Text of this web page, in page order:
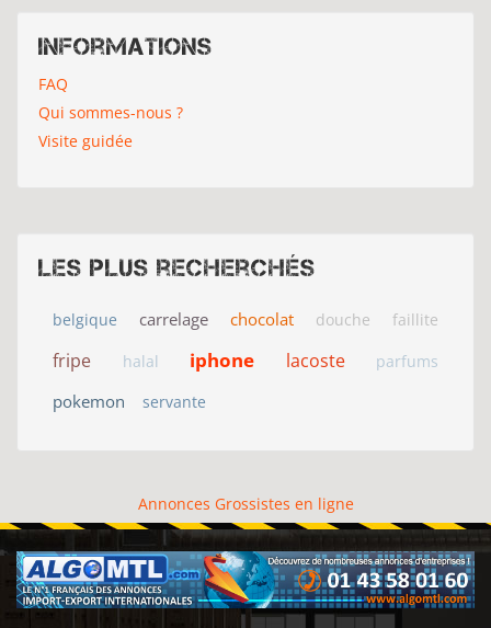
Informations
FAQ
Qui sommes-nous ?
Visite guidée
Les plus recherchés
belgique carrelage chocolat douche faillite
fripe halal iphone lacoste parfums
pokemon servante
Annonces Grossistes en ligne